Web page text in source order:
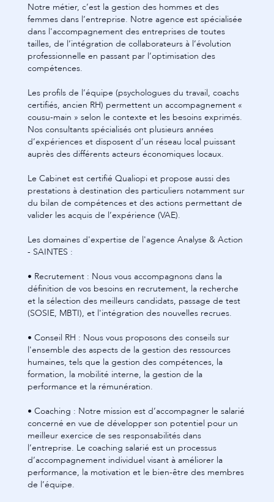
Notre métier, c’est la gestion des hommes et des
femmes dans l’entreprise. Notre agence est spécialisée
dans l'accompagnement des entreprises de toutes
tailles, de l’intégration de collaborateurs à l’évolution
professionnelle en passant par l’optimisation des
compétences.
Les profils de l’équipe (psychologues du travail, coachs
certifiés, ancien RH) permettent un accompagnement «
cousu-main » selon le contexte et les besoins exprimés.
Nos consultants spécialisés ont plusieurs années
d’expériences et disposent d’un réseau local puissant
auprès des différents acteurs économiques locaux.
Le Cabinet est certifié Qualiopi et propose aussi des
prestations à destination des particuliers notamment sur
du bilan de compétences et des actions permettant de
valider les acquis de l’expérience (VAE).
Les domaines d'expertise de l'agence Analyse & Action
- SAINTES :
• Recrutement : Nous vous accompagnons dans la
définition de vos besoins en recrutement, la recherche
et la sélection des meilleurs candidats, passage de test
(SOSIE, MBTI), et l'intégration des nouvelles recrues.
• Conseil RH : Nous vous proposons des conseils sur
l'ensemble des aspects de la gestion des ressources
humaines, tels que la gestion des compétences, la
formation, la mobilité interne, la gestion de la
performance et la rémunération.
• Coaching : Notre mission est d’accompagner le salarié
concerné en vue de développer son potentiel pour un
meilleur exercice de ses responsabilités dans
l’entreprise. Le coaching salarié est un processus
d’accompagnement individuel visant à améliorer la
performance, la motivation et le bien-être des membres
de l’équipe.